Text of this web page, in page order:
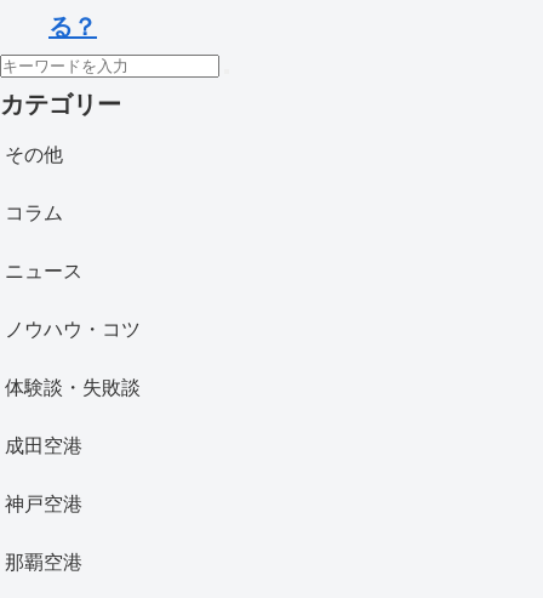
る？
カテゴリー
その他
コラム
ニュース
ノウハウ・コツ
体験談・失敗談
成田空港
神戸空港
那覇空港